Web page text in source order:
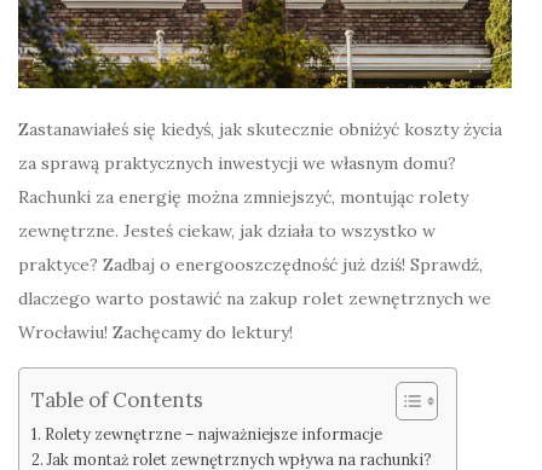
Zastanawiałeś się kiedyś, jak skutecznie obniżyć koszty życia
za sprawą praktycznych inwestycji we własnym domu?
Rachunki za energię można zmniejszyć, montując rolety
zewnętrzne. Jesteś ciekaw, jak działa to wszystko w
praktyce? Zadbaj o energooszczędność już dziś! Sprawdź,
dlaczego warto postawić na zakup rolet zewnętrznych we
Wrocławiu! Zachęcamy do lektury!
Table of Contents
Rolety zewnętrzne – najważniejsze informacje
Jak montaż rolet zewnętrznych wpływa na rachunki?